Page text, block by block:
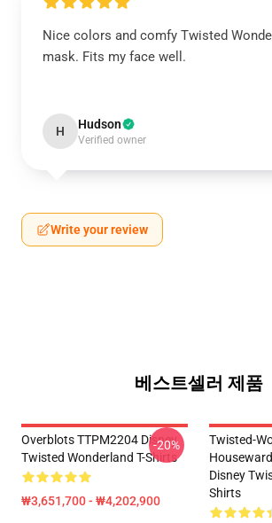
Nice colors and comfy Twisted
mask. Fits my face well.
H Hudson
Verified owner
Write your review
베스트셀러 제품
Overblots TTPM2204 Disney
Twisted Wonderland T-Shirts
₩3,651,700 - ₩4,202,900
-20%
Twisted-
Disney
Shirts